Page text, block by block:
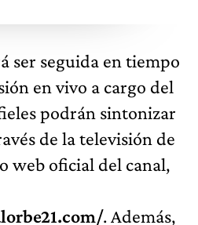
ser seguida en tiempo
en vivo a cargo del
podrán sintonizar
de la televisión de
web oficial del canal,
. Además,